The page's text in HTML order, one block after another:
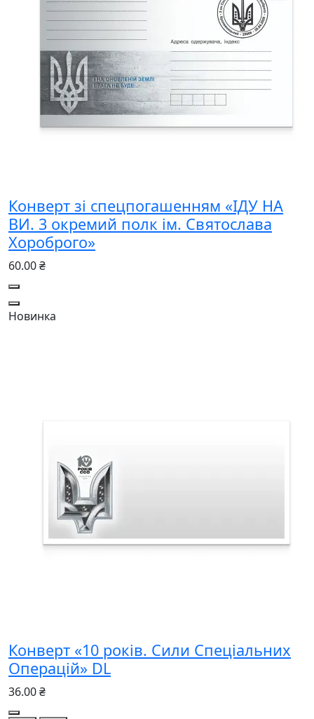
Конверт зі спецпогашенням «ІДУ НА
ВИ. 3 окремий полк ім. Святослава
Хороброго»
60.00 ₴
Новинка
Конверт «10 років. Сили Спеціальних
Операцій» DL
36.00 ₴